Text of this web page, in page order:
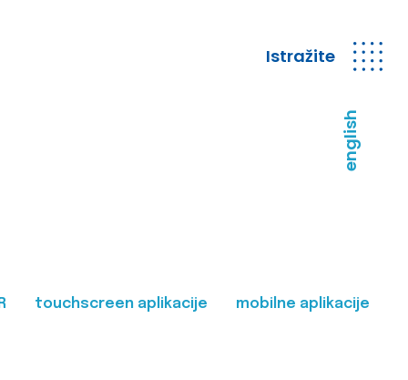
Istražite
english
touchscreen aplikacije mobilne aplikacije